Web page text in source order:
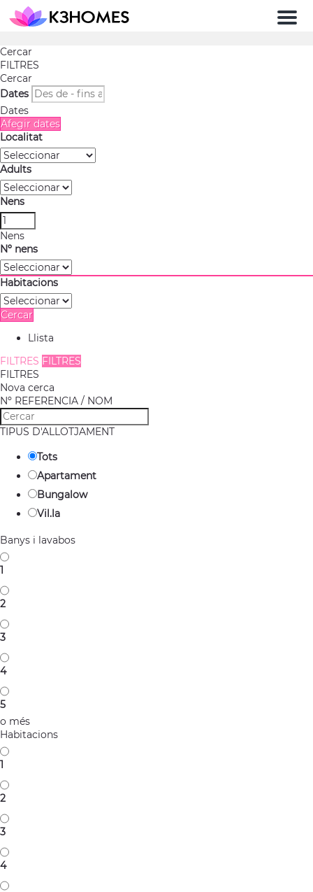
Menu
Cercar
FILTRES
Cercar
Dates
Dates
Afegir dates
Localitat
Adults
Nens
Nens
Nº nens
Habitacions
Cercar
Llista
FILTRES FILTRES
FILTRES
Nova cerca
Nº REFERENCIA / NOM
TIPUS D'ALLOTJAMENT
Tots
Apartament
Bungalow
Vil.la
Banys i lavabos
1
2
3
4
5
o més
Habitacions
1
2
3
4